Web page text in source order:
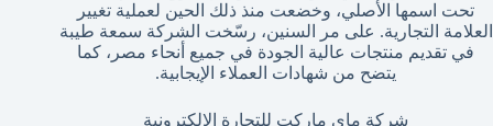
تحت اسمها الأصلي، وخضعت منذ ذلك الحين لعملية تغيير
العلامة التجارية. على مر السنين، رسّخت الشركة سمعة طيبة
في تقديم منتجات عالية الجودة في جميع أنحاء مصر، كما
يتضح من شهادات العملاء الإيجابية.
شركة ماي ماركت للتجارة الإلكترونية